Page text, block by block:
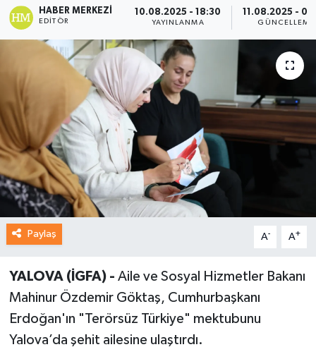
HABER MERKEZI
EDITÖR
10.08.2025 - 18:30
YAYINLANMA
11.08.2025 -
GÜNCELLEME
Paylaş A- A+
YALOVA (İGFA) - Aile ve Sosyal Hizmetler Bakanı
Mahinur Özdemir Göktaş, Cumhurbaşkanı
Erdoğan'ın "Terörsüz Türkiye" mektubunu
Yalova’da şehit ailesine ulaştırdı.